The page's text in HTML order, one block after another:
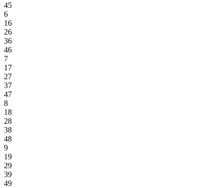
45
6
16
26
36
46
7
17
27
37
47
8
18
28
38
48
9
19
29
39
49